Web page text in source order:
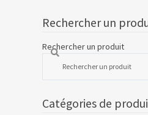
Rechercher un
Rechercher un produit
Catégories de